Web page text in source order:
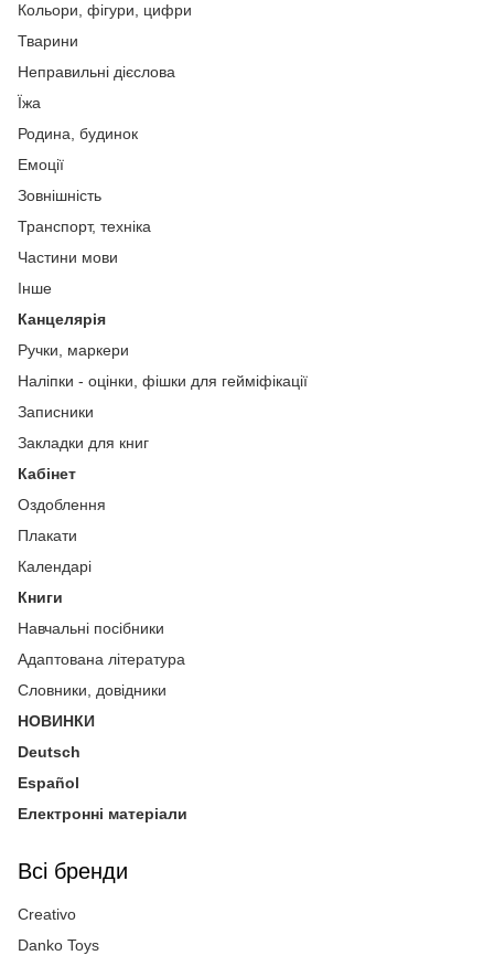
Кольори, фігури, цифри
Тварини
Неправильні дієслова
Їжа
Родина, будинок
Емоції
Зовнішність
Транспорт, техніка
Частини мови
Інше
Канцелярія
Ручки, маркери
Наліпки - оцінки, фішки для гейміфікації
Записники
Закладки для книг
Кабінет
Оздоблення
Плакати
Календарі
Книги
Навчальні посібники
Адаптована література
Словники, довідники
НОВИНКИ
Deutsch
Español
Електронні матеріали
Всі бренди
Creativo
Danko Toys